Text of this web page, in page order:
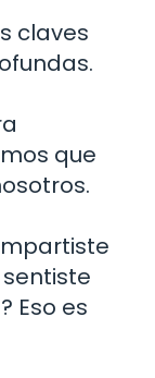
claves
que
Eso es